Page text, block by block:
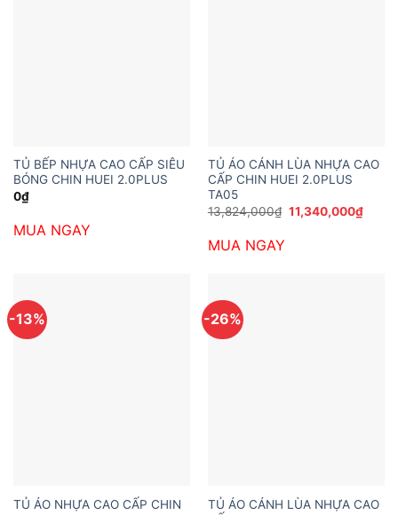
TỦ BẾP NHỰA CAO CẤP SIÊU
BÓNG CHIN HUEI 2.0PLUS
0₫
MUA NGAY
TỦ ÁO CÁNH LÙA NHỰA CAO
CẤP CHIN HUEI 2.0PLUS
TA05
13,824,000₫ Giá
gốc
11,340,000₫Giá
hiện
MUA NGAY
-13%
TỦ ÁO NHỰA CAO CẤP CHIN
-26%
TỦ ÁO CÁNH LÙA NHỰA CAO